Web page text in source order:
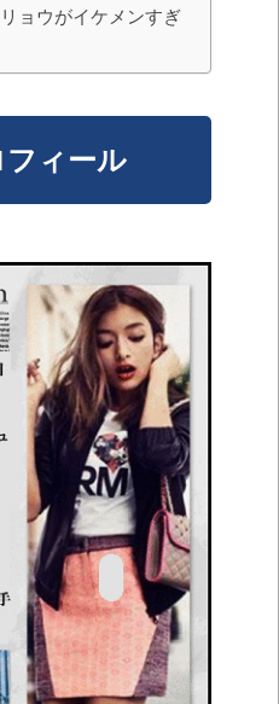
ョウがイケメンすぎ
フィール